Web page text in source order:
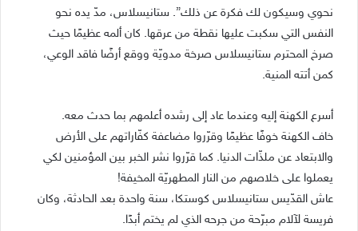
نحوي وسيكون لك فكرة عن ذلك”. ستانيسلاس، مدّ يده نحو
النفس التي سكبت عليها نقطة من عرقها. كان ألمه عظيمًا حيث
صرخ المحترم ستانيسلاس صرخة مدويّة ووقع أرضًا فاقد الوعي،
كمن أتته المنية.
أسرع الكهنة إليه وعندما عاد إلى رشده أعلمهم بما حدث معه.
خاف الكهنة خوفًا عظيمًا وقرّروا مضاعفة كفّاراتهم على الأرض
والابتعاد عن ملذّات الدنيا. كما قرّروا نشر الخبر بين المؤمنين لكي
يعملوا على خلاصهم من النار المطهريّة المخيفة!
عاش القدّيس ستانيسلاس كوستكا، سنة واحدة بعد الحادثة، وكان
فريسة لآلام مبرّحة من جرحه الذي لم يختم أبدًا.